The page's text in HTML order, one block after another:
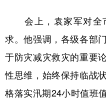
会上，袁家军对全
求。他强调，各级各部
于防灾减灾救灾的重要
性思维，始终保持临战
格落实汛期24小时值班